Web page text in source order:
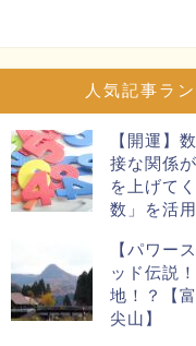
人気記事ラ
【開運】
接な関係
を上げて
数」を活
【パワー
ッド伝説
地！？【
尖山】